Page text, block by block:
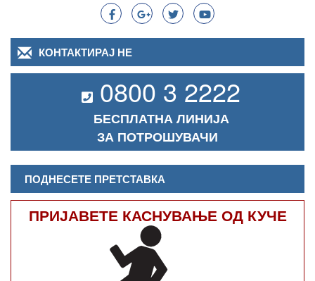
КОНТАКТИРАЈ НЕ
0800 3 2222
БЕСПЛАТНА ЛИНИЈА
ЗА ПОТРОШУВАЧИ
ПОДНЕСЕТЕ ПРЕТСТАВКА
ПРИЈАВЕТЕ КАСНУВАЊЕ ОД КУЧЕ